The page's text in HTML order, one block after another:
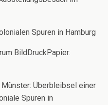
Spuren in Hamburg
BildDruckPapier:
Münster: Überbleibsel einer
Spuren in